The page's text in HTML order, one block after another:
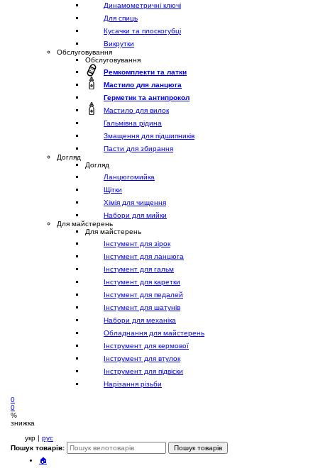
Динамометричні ключі
Для спиць
Кусачки та плоскогубці
Викрутки
Обслуговування
Обслуговування
Ремкомплекти та латки
Мастило для ланцюга
Герметик та антипрокол
Мастило для вилок
Гальмівна рідина
Змащення для підшипників
Пасти для збирання
Догляд
Догляд
Ланцюгомийка
Щітки
Хімія для чищення
Набори для мийки
Для майстерень
Для майстерень
Інстумент для зірок
Інстумент для ланцюга
Інстумент для гальм
Інстумент для каретки
Інстумент для педалей
Інстумент для шатунів
Набори для механіка
Обладнання для майстерень
Інструмент для кермової
Інструмент для втулок
Інструмент для підвіски
Нарізання різьби
0
0
%
знижка
укр | рус
Пошук товарів:
Пошук товарів
🏠